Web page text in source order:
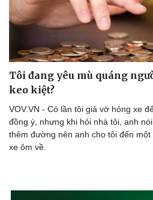
Tôi đang yêu mù quáng
keo kiệt?
VOV.VN - Có lần tôi giả vờ hỏng xe
đồng ý, nhưng khi hỏi nhà tôi, anh
thêm đường nên anh cho tôi đến
xe ôm về.